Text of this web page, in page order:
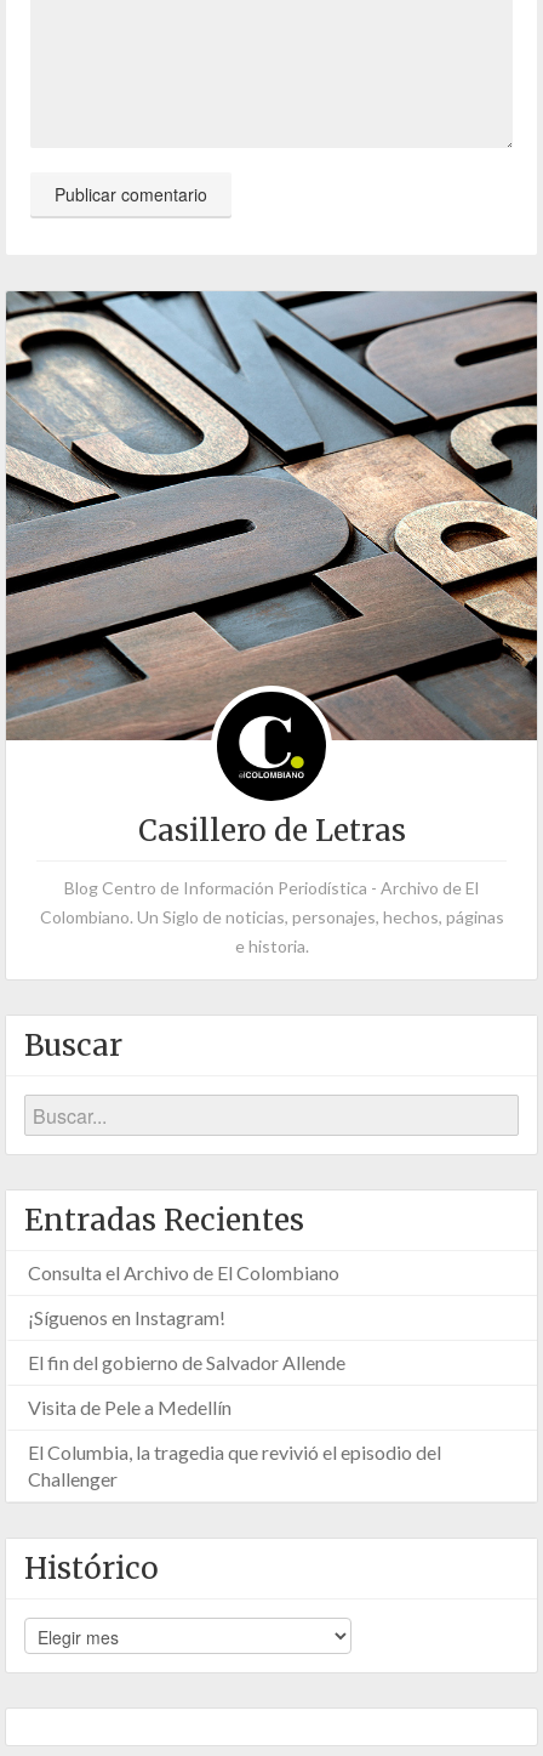
Casillero de Letras
Blog Centro de Información Periodística - Archivo de El
Colombiano. Un Siglo de noticias, personajes, hechos, páginas
e historia.
Buscar
Entradas Recientes
Consulta el Archivo de El Colombiano
¡Síguenos en Instagram!
El fin del gobierno de Salvador Allende
Visita de Pele a Medellín
El Columbia, la tragedia que revivió el episodio del
Challenger
Histórico